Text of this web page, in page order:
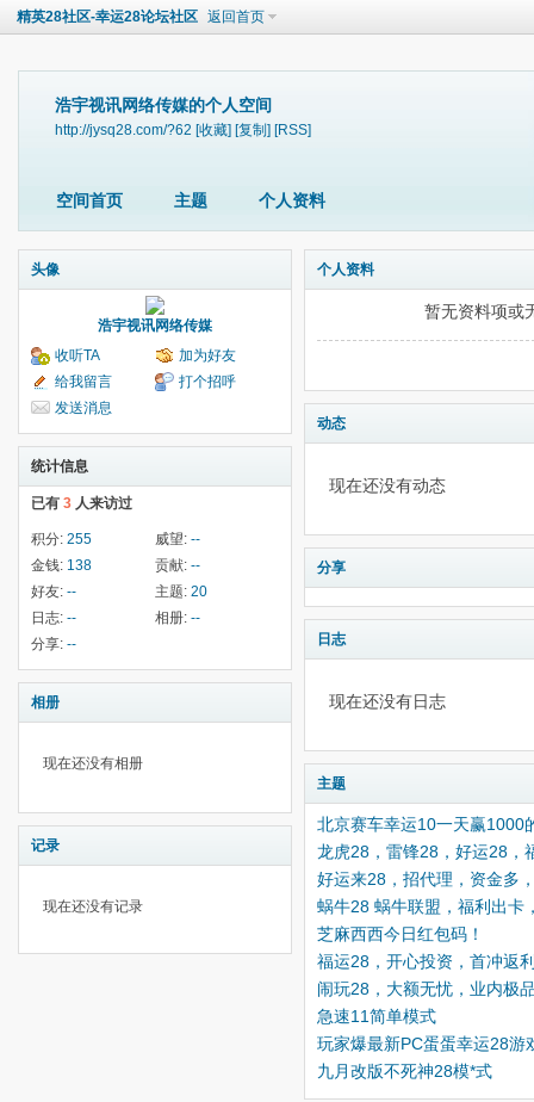
精英28社区-幸运28论坛社区 返回首页
浩宇视讯网络传媒的个人空间
http://jysq28.com/?62 [收藏] [复制] [RSS]
空间首页 主题 个人资料
头像
浩宇视讯网络传媒
收听TA
加为好友
给我留言
打个招呼
发送消息
统计信息
已有 3 人来访过
积分: 255 威望: --
金钱: 138 贡献: --
好友: -- 主题: 20
日志: -- 相册: --
分享: --
相册
现在还没有相册
记录
现在还没有记录
个人资料
暂无资料项或
动态
现在还没有动态
分享
日志
现在还没有日志
主题
北京赛车幸运10一天赢1000
龙虎28，雷锋28，好运28，
好运来28，招代理，资金多
蜗牛28 蜗牛联盟，福利出卡
芝麻西西今日红包码！
福运28，开心投资，首冲返
闹玩28，大额无忧，业内极
急速11简单模式
玩家爆最新PC蛋蛋幸运28游
九月改版不死神28模*式